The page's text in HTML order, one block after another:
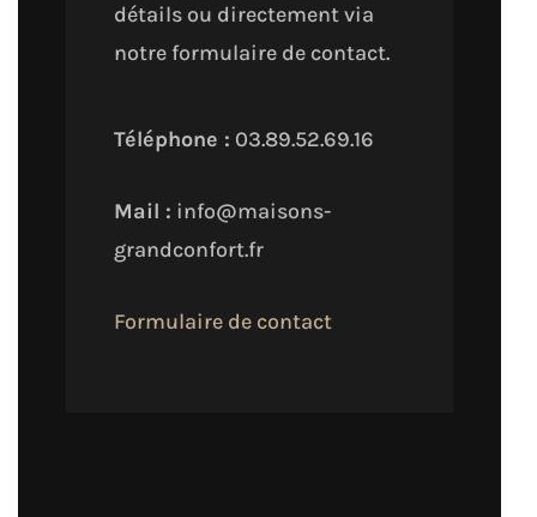
détails ou directement via
notre formulaire de contact.
Téléphone : 03.89.52.69.16
Mail : info@maisons-
grandconfort.fr
Formulaire de contact